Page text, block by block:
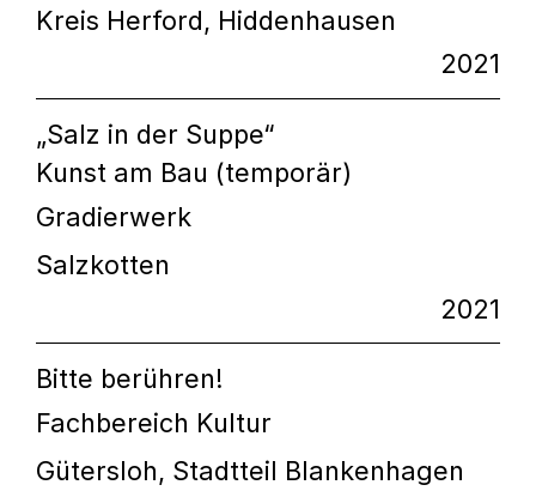
Kreis Herford, Hiddenhausen
2021
„Salz in der Suppe“
Kunst am Bau (temporär)
Gradierwerk
Salzkotten
2021
Bitte berühren!
Fachbereich Kultur
Gütersloh, Stadtteil Blankenhagen